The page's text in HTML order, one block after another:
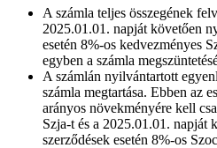
A számla teljes összegének
2025.01.01. napját követően
esetén 8%-os kedvezményes
egyben a számla
A számlán nyilvántartott
számla megtartása. Ebben az
arányos növekményére kell
Szja-t és a 2025.01.01. napját
szerződések esetén 8%-os